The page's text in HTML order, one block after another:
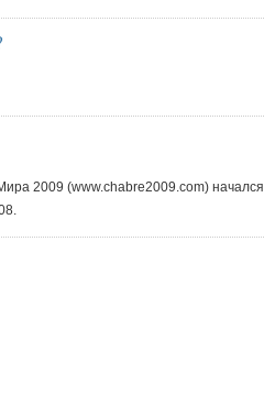
2009 (www.chabre2009.com) начался